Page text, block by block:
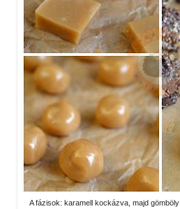
A fázisok: karamell kockázva, majd